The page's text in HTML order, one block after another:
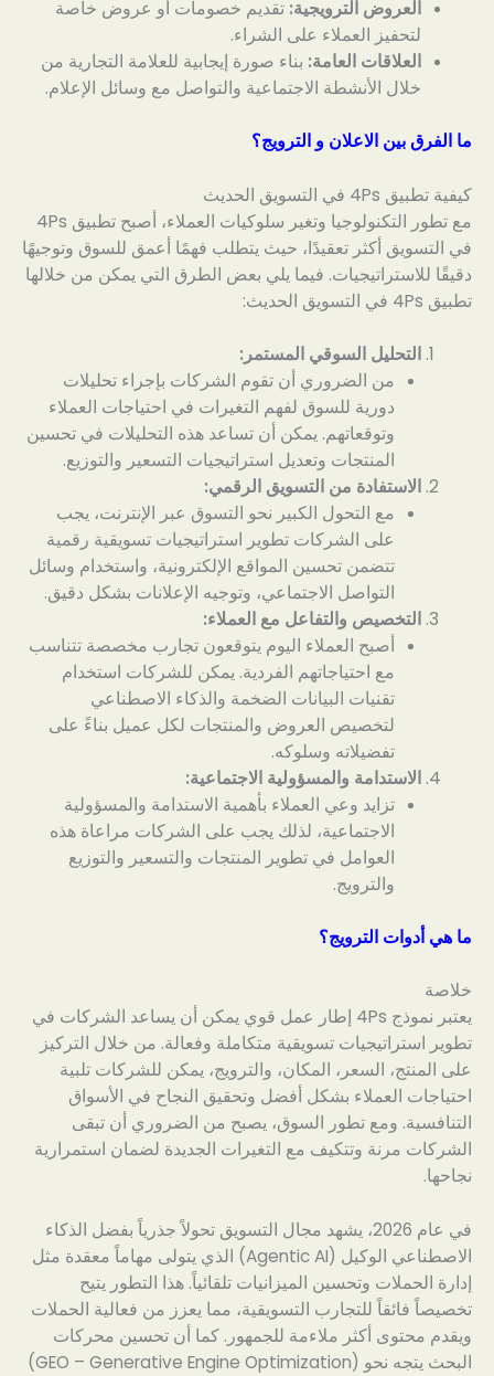
العروض الترويجية: تقديم خصومات أو عروض خاصة
لتحفيز العملاء على الشراء.
العلاقات العامة: بناء صورة إيجابية للعلامة التجارية من
خلال الأنشطة الاجتماعية والتواصل مع وسائل الإعلام.
ما الفرق بين الاعلان و الترويج؟
كيفية تطبيق 4Ps في التسويق الحديث
مع تطور التكنولوجيا وتغير سلوكيات العملاء، أصبح تطبيق 4Ps
في التسويق أكثر تعقيدًا، حيث يتطلب فهمًا أعمق للسوق وتوجيهًا
دقيقًا للاستراتيجيات. فيما يلي بعض الطرق التي يمكن من خلالها
تطبيق 4Ps في التسويق الحديث:
التحليل السوقي المستمر:
من الضروري أن تقوم الشركات بإجراء تحليلات
دورية للسوق لفهم التغيرات في احتياجات العملاء
وتوقعاتهم. يمكن أن تساعد هذه التحليلات في تحسين
المنتجات وتعديل استراتيجيات التسعير والتوزيع.
الاستفادة من التسويق الرقمي:
مع التحول الكبير نحو التسوق عبر الإنترنت، يجب
على الشركات تطوير استراتيجيات تسويقية رقمية
تتضمن تحسين المواقع الإلكترونية، واستخدام وسائل
التواصل الاجتماعي، وتوجيه الإعلانات بشكل دقيق.
التخصيص والتفاعل مع العملاء:
أصبح العملاء اليوم يتوقعون تجارب مخصصة تتناسب
مع احتياجاتهم الفردية. يمكن للشركات استخدام
تقنيات البيانات الضخمة والذكاء الاصطناعي
لتخصيص العروض والمنتجات لكل عميل بناءً على
تفضيلاته وسلوكه.
الاستدامة والمسؤولية الاجتماعية:
تزايد وعي العملاء بأهمية الاستدامة والمسؤولية
الاجتماعية، لذلك يجب على الشركات مراعاة هذه
العوامل في تطوير المنتجات والتسعير والتوزيع
والترويج.
ما هي أدوات الترويج؟
خلاصة
يعتبر نموذج 4Ps إطار عمل قوي يمكن أن يساعد الشركات في
تطوير استراتيجيات تسويقية متكاملة وفعالة. من خلال التركيز
على المنتج، السعر، المكان، والترويج، يمكن للشركات تلبية
احتياجات العملاء بشكل أفضل وتحقيق النجاح في الأسواق
التنافسية. ومع تطور السوق، يصبح من الضروري أن تبقى
الشركات مرنة وتتكيف مع التغيرات الجديدة لضمان استمرارية
نجاحها.
في عام 2026، يشهد مجال التسويق تحولاً جذرياً بفضل الذكاء
الاصطناعي الوكيل (Agentic AI) الذي يتولى مهاماً معقدة مثل
إدارة الحملات وتحسين الميزانيات تلقائياً. هذا التطور يتيح
تخصيصاً فائقاً للتجارب التسويقية، مما يعزز من فعالية الحملات
ويقدم محتوى أكثر ملاءمة للجمهور. كما أن تحسين محركات
البحث يتجه نحو (GEO – Generative Engine Optimization)